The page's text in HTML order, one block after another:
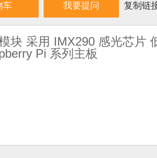
车 我要提问 复制链
块 采用 IMX290 感光芯片
Pi 系列主板